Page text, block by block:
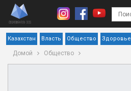
Казахстан Власть Общество Здоровье
Домой Общество